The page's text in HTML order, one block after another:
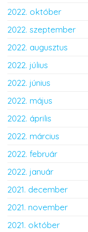
2022. október
2022. szeptember
2022. augusztus
2022. július
2022. június
2022. május
2022. április
2022. március
2022. február
2022. január
2021. december
2021. november
2021. október